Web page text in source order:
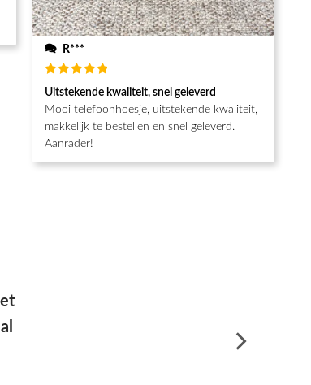
R***
Waardering
5uit 5
Uitstekende kwaliteit, snel geleverd
Mooi telefoonhoesje, uitstekende kwaliteit,
makkelijk te bestellen en snel geleverd.
Aanrader!